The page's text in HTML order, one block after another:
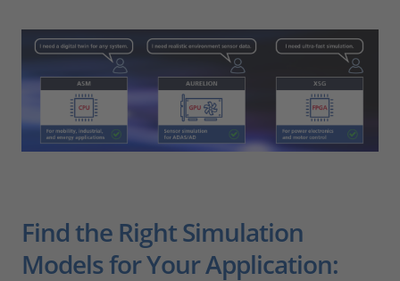
Find the Right Simulation
Models for Your Application: